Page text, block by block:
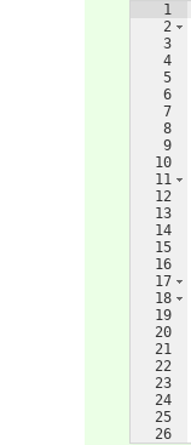
1
2
3
4
5
6
7
8
9
10
11
12
13
14
15
16
17
18
19
20
21
22
23
24
25
26